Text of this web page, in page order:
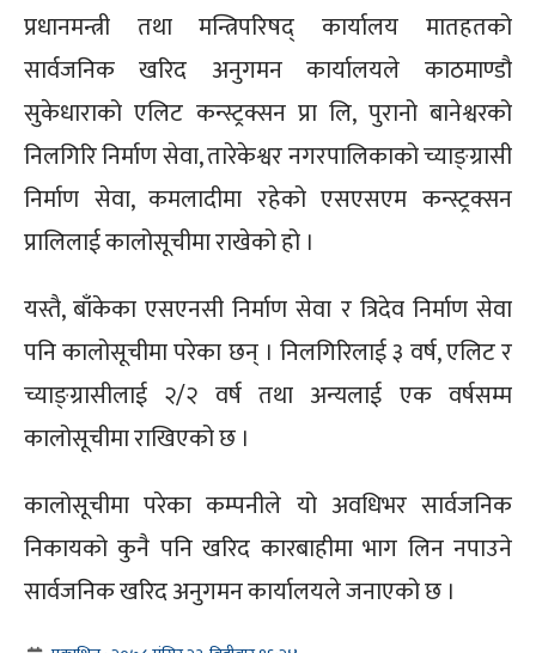
प्रधानमन्त्री तथा मन्त्रिपरिषद् कार्यालय मातहतको
सार्वजनिक खरिद अनुगमन कार्यालयले काठमाण्डौ
सुकेधाराको एलिट कन्स्ट्रक्सन प्रा लि, पुरानो बानेश्वरको
निलगिरि निर्माण सेवा, तारेकेश्वर नगरपालिकाको च्याङ्ग्रासी
निर्माण सेवा, कमलादीमा रहेको एसएसएम कन्स्ट्रक्सन
प्रालिलाई कालोसूचीमा राखेको हो ।
यस्तै, बाँकेका एसएनसी निर्माण सेवा र त्रिदेव निर्माण सेवा
पनि कालोसूचीमा परेका छन् । निलगिरिलाई ३ वर्ष, एलिट र
च्याङ्ग्रासीलाई २/२ वर्ष तथा अन्यलाई एक वर्षसम्म
कालोसूचीमा राखिएको छ ।
कालोसूचीमा परेका कम्पनीले यो अवधिभर सार्वजनिक
निकायको कुनै पनि खरिद कारबाहीमा भाग लिन नपाउने
सार्वजनिक खरिद अनुगमन कार्यालयले जनाएको छ ।